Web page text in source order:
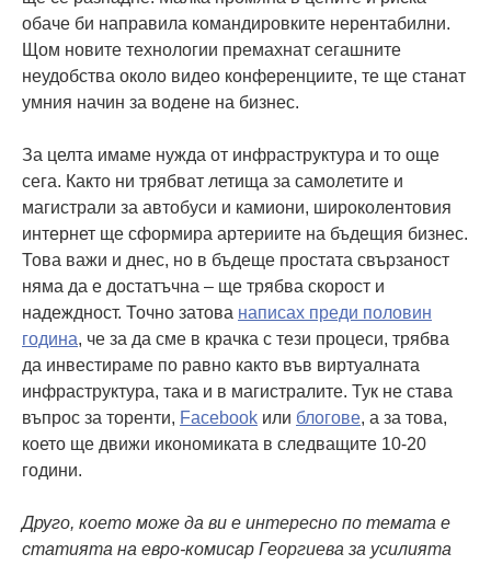
обаче би направила командировките нерентабилни.
Щом новите технологии премахнат сегашните
неудобства около видео конференциите, те ще станат
умния начин за водене на бизнес.
За целта имаме нужда от инфраструктура и то още
сега. Както ни трябват летища за самолетите и
магистрали за автобуси и камиони, широколентовия
интернет ще сформира артериите на бъдещия бизнес.
Това важи и днес, но в бъдеще простата свързаност
няма да е достатъчна – ще трябва скорост и
надеждност. Точно затова написах преди половин
година, че за да сме в крачка с тези процеси, трябва
да инвестираме по равно както във виртуалната
инфраструктура, така и в магистралите. Тук не става
въпрос за торенти, Facebook или блогове, а за това,
което ще движи икономиката в следващите 10-20
години.
Друго, което може да ви е интересно по темата е
статията на евро-комисар Георгиева за усилията